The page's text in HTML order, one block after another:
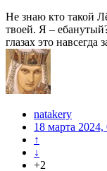
Не знаю кто такой
твоей. Я –
глазах это навсегда
natakery
18 марта 2024,
↑
↓
+2